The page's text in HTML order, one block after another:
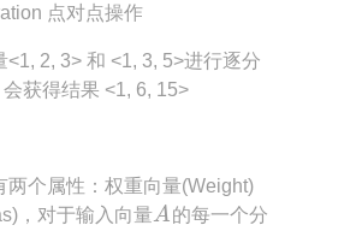
点对点操作
<1, 2, 3> 和 <1, 3, 5>进行逐分
获得结果 <1, 6, 15>
两个属性：权重向量(Weight)
，对于输入向量A
A 的每一个分